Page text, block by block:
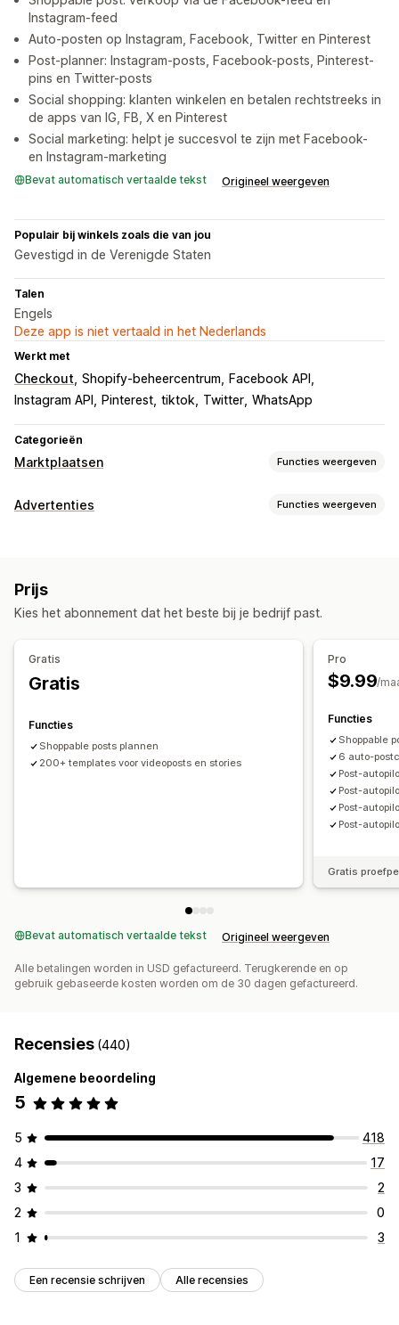
Instagram-feed
Auto-posten op Instagram, Facebook, Twitter en Pinterest
Post-planner: Instagram-posts, Facebook-posts, Pinterest-
pins en Twitter-posts
Social shopping: klanten winkelen en betalen rechtstreeks in
de apps van IG, FB, X en Pinterest
Social marketing: helpt je succesvol te zijn met Facebook-
en Instagram-marketing
Bevat automatisch vertaalde tekst Origineel weergeven
Populair bij winkels zoals die van jou
Gevestigd in de Verenigde Staten
Talen
Engels
Deze app is niet vertaald in het Nederlands
Werkt met
Checkout Shopify-beheercentrum
Facebook API
Instagram API
Pinterest tiktok Twitter WhatsApp
Categorieën
Marktplaatsen Functies weergeven
Vermeldingsbeheer
Bestellingenbeheer
Aangepaste regels
Advertenties Functies weergeven
Campagne beheren
Prestaties volgen
UTM-toewijzing Verkeersbron
Prijs
Kies het abonnement dat het beste bij je bedrijf past.
Gratis
Gratis
Functies
Shoppable posts plannen
200+ templates voor videoposts en stories
Pro
$9.99/
Functies
Shoppable
6 auto-
Post-
Post-
Post-
Post-
Gratis
Bevat automatisch vertaalde tekst Origineel weergeven
Alle betalingen worden in USD gefactureerd. Terugkerende en op
gebruik gebaseerde kosten worden om de 30 dagen gefactureerd.
Recensies (440)
Algemene beoordeling
5
5
418
4
17
3
2
2
0
1
3
Een recensie schrijven Alle recensies